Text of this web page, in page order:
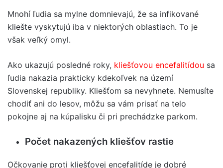
Mnohí ľudia sa mylne domnievajú, že sa infikované
kliešte vyskytujú iba v niektorých oblastiach. To je
však veľký omyl.
Ako ukazujú posledné roky, kliešťovou encefalitídou sa
ľudia nakazia prakticky kdekoľvek na území
Slovenskej republiky. Kliešťom sa nevyhnete. Nemusíte
chodiť ani do lesov, môžu sa vám prisať na telo
pokojne aj na kúpalisku či pri prechádzke parkom.
Počet nakazených kliešťov rastie
Očkovanie proti kliešťovej encefalitíde je dobré